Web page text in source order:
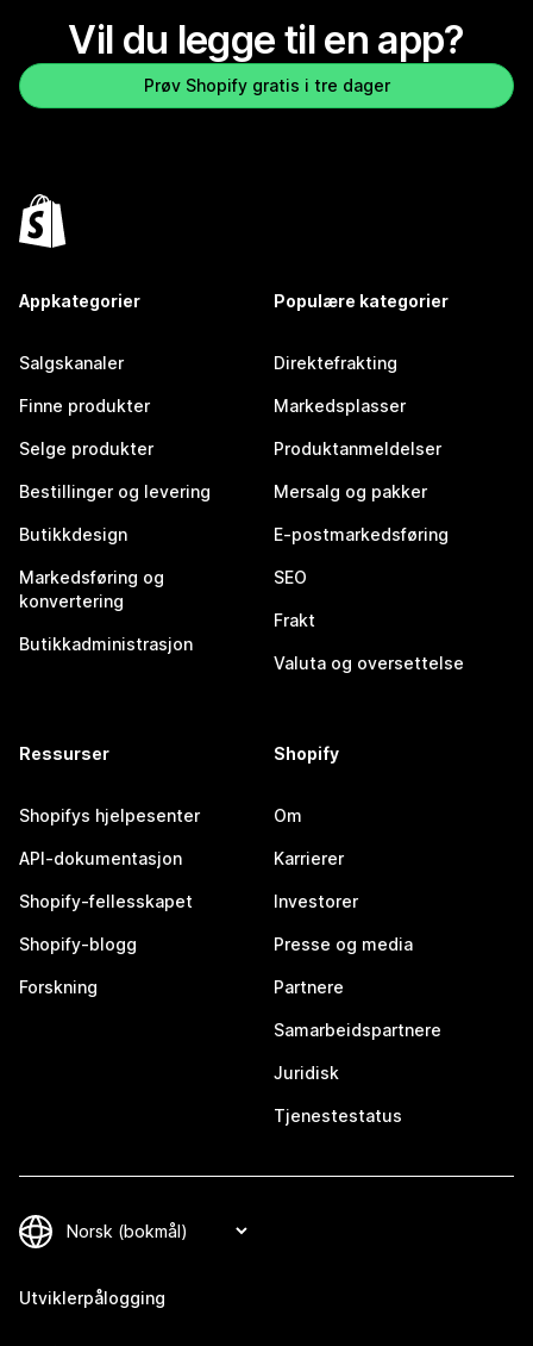
Vil du legge til en app?
Prøv Shopify gratis i tre dager
Appkategorier
Salgskanaler
Finne produkter
Selge produkter
Bestillinger og levering
Butikkdesign
Markedsføring og
konvertering
Butikkadministrasjon
Populære kategorier
Direktefrakting
Markedsplasser
Produktanmeldelser
Mersalg og pakker
E-postmarkedsføring
SEO
Frakt
Valuta og oversettelse
Ressurser
Shopifys hjelpesenter
API-dokumentasjon
Shopify-fellesskapet
Shopify-blogg
Forskning
Shopify
Om
Karrierer
Investorer
Presse og media
Partnere
Samarbeidspartnere
Juridisk
Tjenestestatus
Utviklerpålogging